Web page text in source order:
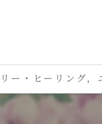
ー・ヒーリング，